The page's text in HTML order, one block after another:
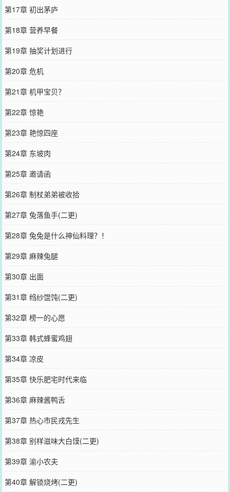
第17章 初出茅庐
第18章 营养早餐
第19章 抽奖计划进行
第20章 危机
第21章 机甲宝贝？
第22章 惊艳
第23章 艳惊四座
第24章 东坡肉
第25章 邀请函
第26章 制杖弟弟被收拾
第27章 兔落鱼手(二更)
第28章 兔兔是什么神仙料理？！
第29章 麻辣兔腿
第30章 出面
第31章 绉纱馄饨(二更)
第32章 榜一的心愿
第33章 韩式蜂蜜鸡翅
第34章 凉皮
第35章 快乐肥宅时代来临
第36章 麻辣酱鸭舌
第37章 热心市民戎先生
第38章 别样滋味大白馍(二更)
第39章 渝小农夫
第40章 解锁烧烤(二更)